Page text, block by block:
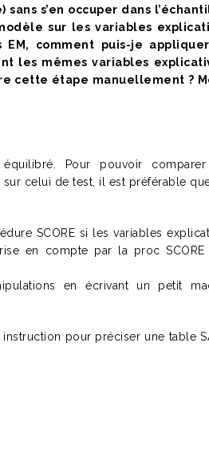
s’en occuper dans
sur les variables
comment puis-je
les mêmes variables
cette étape manuellement ?
Pour pouvoir
celui de test, il est préférable
SCORE si les variables
en compte par la proc SCORE
en écrivant un petit
pour préciser une table